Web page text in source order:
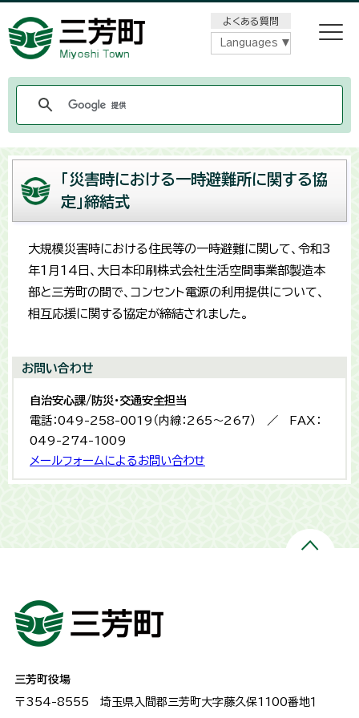
よくある質問
Languages
「災害時における一時避難所に関する協
定」締結式
大規模災害時における住民等の一時避難に関して、令和3
年1月14日、大日本印刷株式会社生活空間事業部製造本
部と三芳町の間で、コンセント電源の利用提供について、
相互応援に関する協定が締結されました。
お問い合わせ
自治安心課/防災・交通安全担当
電話：049-258-0019（内線：265〜267） ／ FAX：
049-274-1009
メールフォームによるお問い合わせ
三芳町役場
〒354-8555 埼玉県入間郡三芳町大字藤久保1100番地１